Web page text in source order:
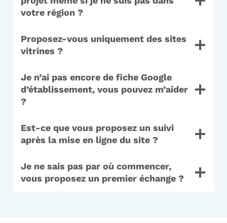
votre région ?
Proposez-vous uniquement des sites
vitrines ?
Je n’ai pas encore de fiche Google
d’établissement, vous pouvez m’aider
?
Est-ce que vous proposez un suivi
après la mise en ligne du site ?
Je ne sais pas par où commencer,
vous proposez un premier échange ?